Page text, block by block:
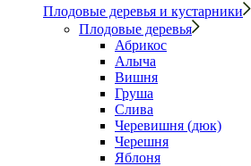
Плодовые деревья и кустарники
Плодовые деревья
Абрикос
Алыча
Вишня
Груша
Слива
Черевишня (дюк)
Черешня
Яблоня